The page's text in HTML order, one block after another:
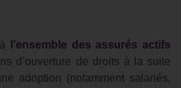
l’ensemble des assurés actifs
d’ouverture de droits à la suite
adoption (notamment salariés,